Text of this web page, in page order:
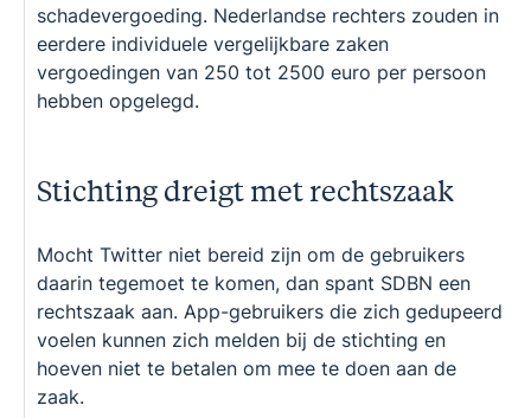
schadevergoeding. Nederlandse rechters zouden in
eerdere individuele vergelijkbare zaken
vergoedingen van 250 tot 2500 euro per persoon
hebben opgelegd.
Stichting dreigt met rechtszaak
Mocht Twitter niet bereid zijn om de gebruikers
daarin tegemoet te komen, dan spant SDBN een
rechtszaak aan. App-gebruikers die zich gedupeerd
voelen kunnen zich melden bij de stichting en
hoeven niet te betalen om mee te doen aan de
zaak.